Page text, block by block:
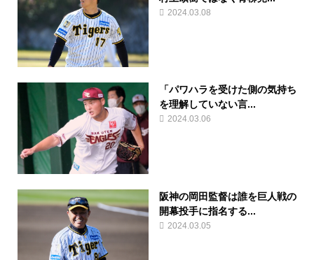
2024.03.08
「パワハラを受けた側の気持ち
を理解していない言...
2024.03.06
阪神の岡田監督は誰を巨人戦の
開幕投手に指名する...
2024.03.05